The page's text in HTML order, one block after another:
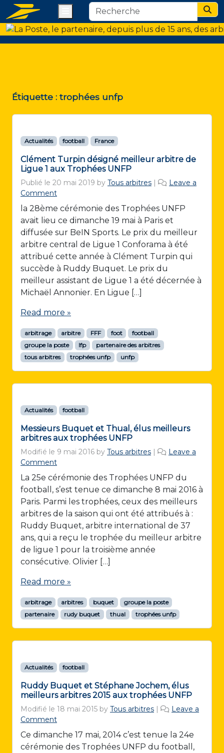
Étiquette : trophées unfp
Actualités football France
Clément Turpin désigné meilleur arbitre de
Ligue 1 aux Trophées UNFP
Publié le 20 mai 2019 by Tous arbitres |
Leave a
Comment
la 28ème cérémonie des Trophées UNFP
avait lieu ce dimanche 19 mai à Paris et
diffusée sur BeIN Sports. Le prix du meilleur
arbitre central de Ligue 1 Conforama à été
attribué cette année à Clément Turpin qui
succède à Ruddy Buquet. Le prix du
meilleur assistant de Ligue 1 a été décernée à
Michaël Annonier. En Ligue […]
Read more »
arbitrage arbitre FFF foot
football
groupe la poste
lfp
partenaire des arbitres
tous arbitres
trophées unfp unfp
Actualités football
Messieurs Buquet et Thual, élus meilleurs
arbitres aux trophées UNFP
Modifié le 9 mai 2016 by Tous arbitres |
Leave a
Comment
La 25e cérémonie des Trophées UNFP du
football, s’est tenue ce dimanche 8 mai 2016 à
Paris. Parmi les trophées, ceux des meilleurs
arbitres de la saison qui ont été attribués à :
Ruddy Buquet, arbitre international de 37
ans, qui a reçu le trophée du meilleur arbitre
de ligue 1 pour la troisième année
consécutive. Olivier […]
Read more »
arbitrage arbitres buquet
groupe la poste
partenaire
rudy buquet thual trophées unfp
Actualités football
Ruddy Buquet et Stéphane Jochem, élus
meilleurs arbitres 2015 aux trophées UNFP
Modifié le 18 mai 2015 by Tous arbitres |
Leave a
Comment
Ce dimanche 17 mai, 2014 c’est tenue la 24e
cérémonie des Trophées UNFP du football,